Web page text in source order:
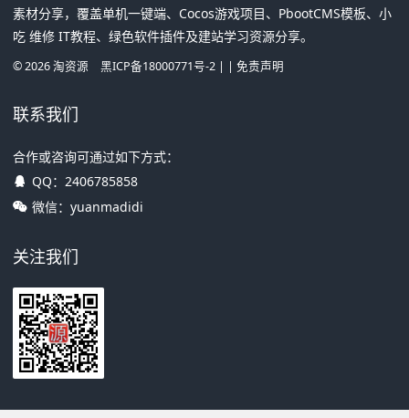
素材分享，覆盖单机一键端、Cocos游戏项目、PbootCMS模板、小
吃 维修 IT教程、绿色软件插件及建站学习资源分享。
©2026淘资源 黑ICP备18000771号-2| | 免责声明
联系我们
合作或咨询可通过如下方式：
QQ： 2406785858
微信：yuanmadidi
关注我们